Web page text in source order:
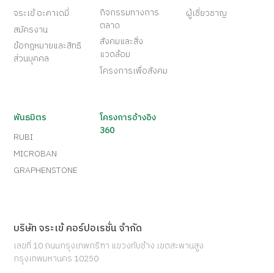
จระเข้ อะคาเดมี่
สมัครงาน
ข้อกฎหมายและสิทธิ
ส่วนบุคคล
กิจกรรมทางการ
ตลาด
สังคมและสิ่ง
แวดล้อม
โครงการเพื่อสังคม
ผู้เชี่ยวชาญ
พันธมิตร
RUBI
MICROBAN
GRAPHENSTONE
โครงการอ้างอิง
360
บริษัท จระเข้ คอร์ปอเรชั่น จำกัด
เลขที่ 10 ถนนกรุงเทพกรีฑา แขวงทับช้าง เขตสะพานสูง
กรุงเทพมหานคร 10250